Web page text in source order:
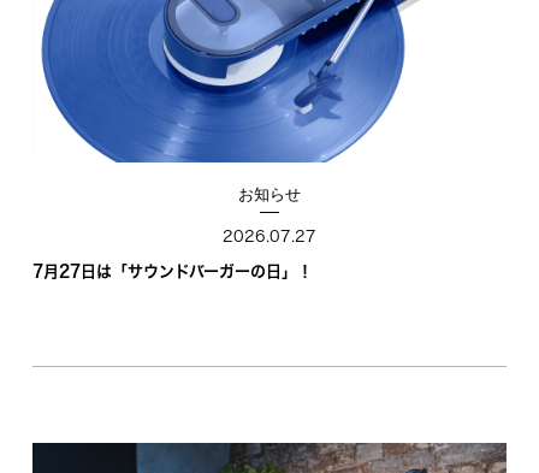
お知らせ
2026.07.27
7月27日は「サウンドバーガーの日」！